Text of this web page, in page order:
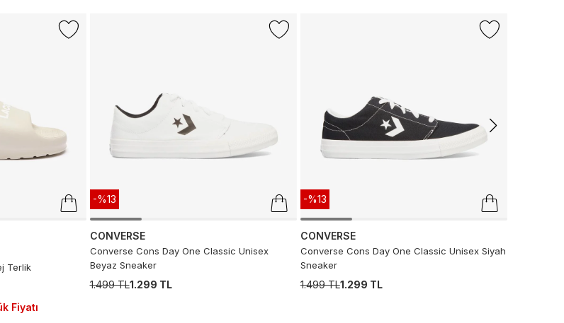
Terlik
Fiyatı
-%13
CONVERSE
Converse Cons Day One Classic Unisex
Beyaz Sneaker
1.499 TL1.299 TL
-%13
CONVERSE
Converse Cons Day One Classic Unisex Siyah
Sneaker
1.499 TL1.299 TL